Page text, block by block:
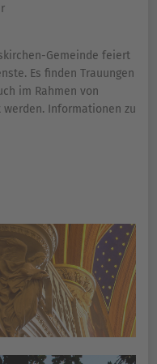
Gemeinde feiert
Es finden Trauungen
im Rahmen von
Informationen zu